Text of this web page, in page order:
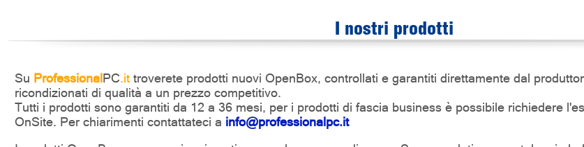
I nostri prodotti
Su ProfessionalPC.it troverete prodotti nuovi OpenBox, controllati e garantiti direttamente dal
ricondizionati di qualità a un prezzo competitivo.
Tutti i prodotti sono garantiti da 12 a 36 mesi, per i prodotti di fascia business è possibile richiedere
OnSite. Per chiarimenti contattateci a info@professionalpc.it